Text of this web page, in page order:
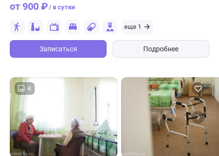
от 900 ₽/ в сутки
еще 1
Записаться Подробнее
4